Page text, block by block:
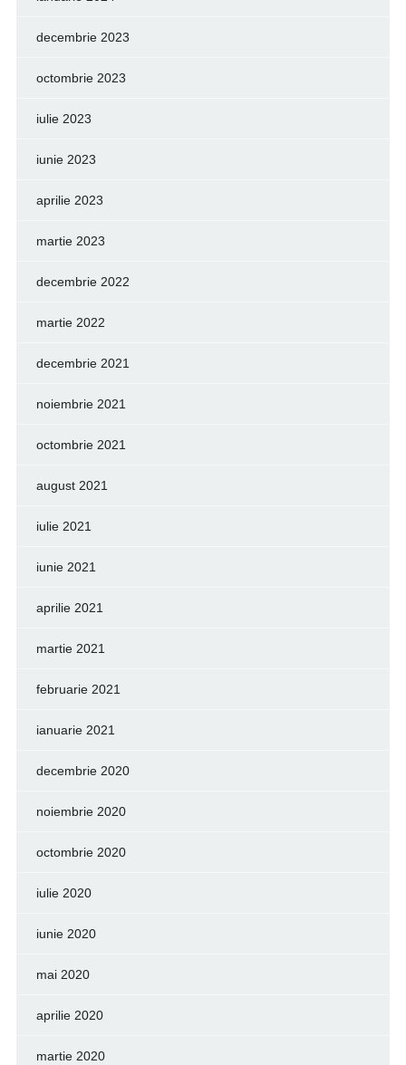
decembrie 2023
octombrie 2023
iulie 2023
iunie 2023
aprilie 2023
martie 2023
decembrie 2022
martie 2022
decembrie 2021
noiembrie 2021
octombrie 2021
august 2021
iulie 2021
iunie 2021
aprilie 2021
martie 2021
februarie 2021
ianuarie 2021
decembrie 2020
noiembrie 2020
octombrie 2020
iulie 2020
iunie 2020
mai 2020
aprilie 2020
martie 2020